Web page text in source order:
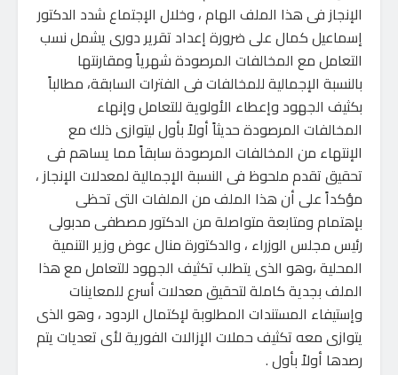
الإنجاز فى هذا الملف الهام ، وخلال الإجتماع شدد الدكتور
إسماعيل كمال على ضرورة إعداد تقرير دورى يشمل نسب
التعامل مع المخالفات المرصودة شهرياً ومقارنتها
بالنسبة الإجمالية للمخالفات فى الفترات السابقة، مطالباً
بكثيف الجهود وإعطاء الأولوية للتعامل وإنهاء
المخالفات المرصودة حديثاً أولاً بأول ليتوازى ذلك مع
الإنتهاء من المخالفات المرصودة سابقاً مما يساهم فى
تحقيق تقدم ملحوظ فى النسبة الإجمالية لمعدلات الإنجاز ،
مؤكداً على أن هذا الملف من الملفات التى تحظى
بإهتمام ومتابعة متواصلة من الدكتور مصطفى مدبولى
رئيس مجلس الوزراء ، والدكتورة منال عوض وزير التنمية
المحلية ،وهو الذى يتطلب تكثيف الجهود للتعامل مع هذا
الملف بجدية كاملة لتحقيق معدلات أسرع للمعاينات
وإستيفاء المستندات المطلوبة لإكتمال الردود ، وهو الذى
يتوازى معه تكثيف حملات الإزالات الفورية لأى تعديات يتم
رصدها أولاً بأول .